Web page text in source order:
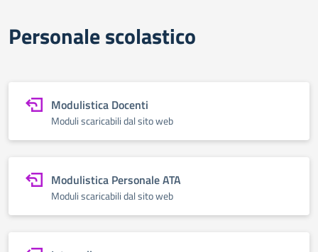
Personale scolastico
Modulistica Docenti
Moduli scaricabili dal sito web
Modulistica Personale ATA
Moduli scaricabili dal sito web